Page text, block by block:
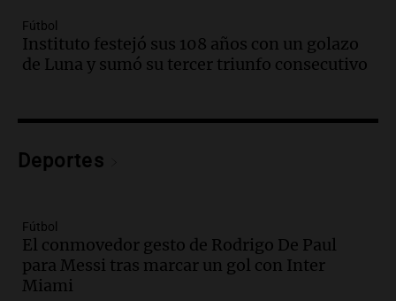
Audio.Borges, abogada de Pourrain:
"Tres hombres se lo llevaron para
hacerle preguntas y nunca regresó"
Episodios
metros del río Suquía y retiraron hasta
Episodios
Audio.La historia de la servilleta que
firmó Jorge Messi para el primer
contrato de Leo con Barcelona
Fútbol
Instituto festejó sus 108 años con un golazo
de Luna y sumó su tercer triunfo consecutivo
Deportes
Fútbol
El conmovedor gesto de Rodrigo De Paul
para Messi tras marcar un gol con Inter
Miami